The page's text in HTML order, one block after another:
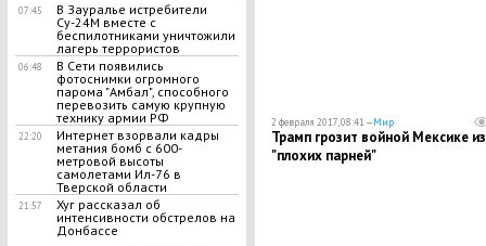
07:45
В Зауралье истребители
Су-24М вместе с
беспилотниками уничтожили
лагерь террористов
06:48
В Сети появились
фотоснимки огромного
парома "Амбал", способного
перевозить самую крупную
технику армии РФ
22:20
Интернет взорвали кадры
метания бомб с 600-
метровой высоты
самолетами Ил-76 в
Тверской области
21:57
Хуг рассказал об
интенсивности обстрелов на
Донбассе
2 февраля 2017, 08:41 —Мир
Трамп грозит войной Мексике
"плохих парней"